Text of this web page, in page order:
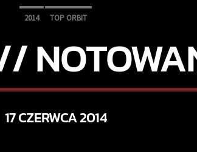
2014 TOP ORBIT
17 CZERWCA 2014